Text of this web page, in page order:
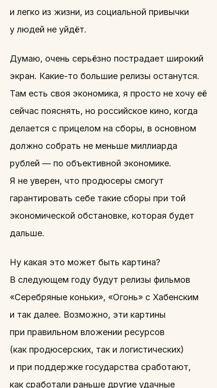
и легко из жизни, из социальной привычки
у людей не уйдёт.
Думаю, очень серьёзно пострадает широкий
экран. Какие-то большие релизы останутся.
Там есть своя экономика, я просто не хочу её
сейчас пояснять, но российское кино, когда
делается с прицелом на сборы, в основном
должно собрать не меньше миллиарда
рублей — по объективной экономике.
Я не уверен, что продюсеры смогут
гарантировать себе такие сборы при той
экономической обстановке, которая будет
дальше.
Ну какая это может быть картина?
В следующем году будут релизы фильмов
«Серебряные коньки», «Огонь» с Хабенским
и так далее. Возможно, эти картины
при правильном вложении ресурсов
(как продюсерских, так и логистических)
и при поддержке государства сработают,
как сработали раньше другие удачные